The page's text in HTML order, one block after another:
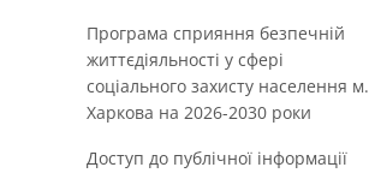
Програма сприяння безпечній
життєдіяльності у сфері
соціального захисту населення м.
Харкова на 2026-2030 роки
Доступ до публічної інформації